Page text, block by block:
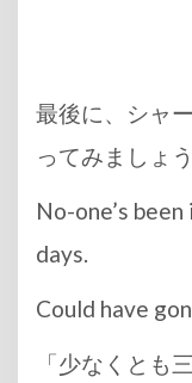
最後に、シャ
ってみましょう
No-one’s
days.
Could have
「少なくとも